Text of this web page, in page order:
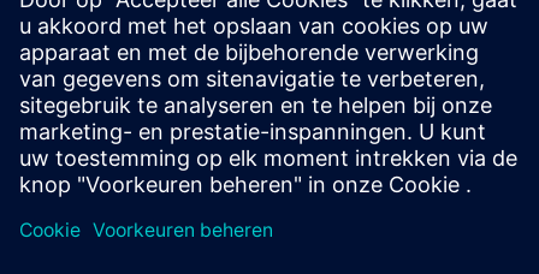
Aanvraag voor een exclusieve training
Heeft u een uitgebreidere trainingsbehoefte en wilt u een offerte
voor exclusieve training – op locatie, virtueel of in een SITRAIN-
trainingscentrum? Bezorg ons u uw persoonlijke gegevens en
uw trainingsbehoeften en u ontvangt van ons een offerte voor
een exclusieve training.
Exclusieve offerte aanvragen